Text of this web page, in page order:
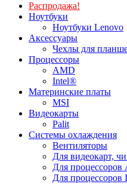
Распродажа!
Ноутбуки
Ноутбуки Lenovo
Аксессуары
Чехлы для
Процессоры
AMD
Intel®
Материнские платы
MSI
Видеокарты
Palit
Системы охлаждения
Вентиляторы
Для видеокарт,
Для процессоров
Для процессоров